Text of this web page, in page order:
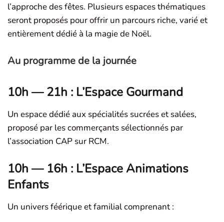
l’approche des fêtes. Plusieurs espaces thématiques
seront proposés pour offrir un parcours riche, varié et
entièrement dédié à la magie de Noël.
Au programme de la journée
10h — 21h : L’Espace Gourmand
Un espace dédié aux spécialités sucrées et salées,
proposé par les commerçants sélectionnés par
l’association CAP sur RCM.
10h — 16h : L’Espace Animations
Enfants
Un univers féérique et familial comprenant :